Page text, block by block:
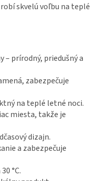
skvelú voľbu na teplé
– prírodný, priedušný a
zabezpečuje
na teplé letné noci.
miesta, takže je
dizajn.
a zabezpečuje
°C.